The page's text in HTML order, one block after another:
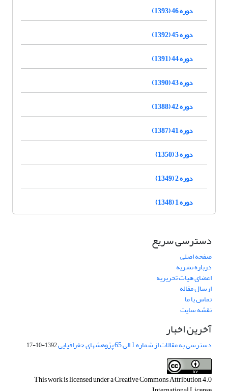
دوره 46 (1393)
دوره 45 (1392)
دوره 44 (1391)
دوره 43 (1390)
دوره 42 (1388)
دوره 41 (1387)
دوره 3 (1350)
دوره 2 (1349)
دوره 1 (1348)
دسترسی سریع
صفحه اصلی
درباره نشریه
اعضای هیات تحریریه
ارسال مقاله
تماس با ما
نقشه سایت
آخرین اخبار
دسترسی به مقالات از شماره 1 الی 65 پژوهشهای جغرافیایی 1392-10-17
This work is licensed under aCreative Commons Attribution 4.0